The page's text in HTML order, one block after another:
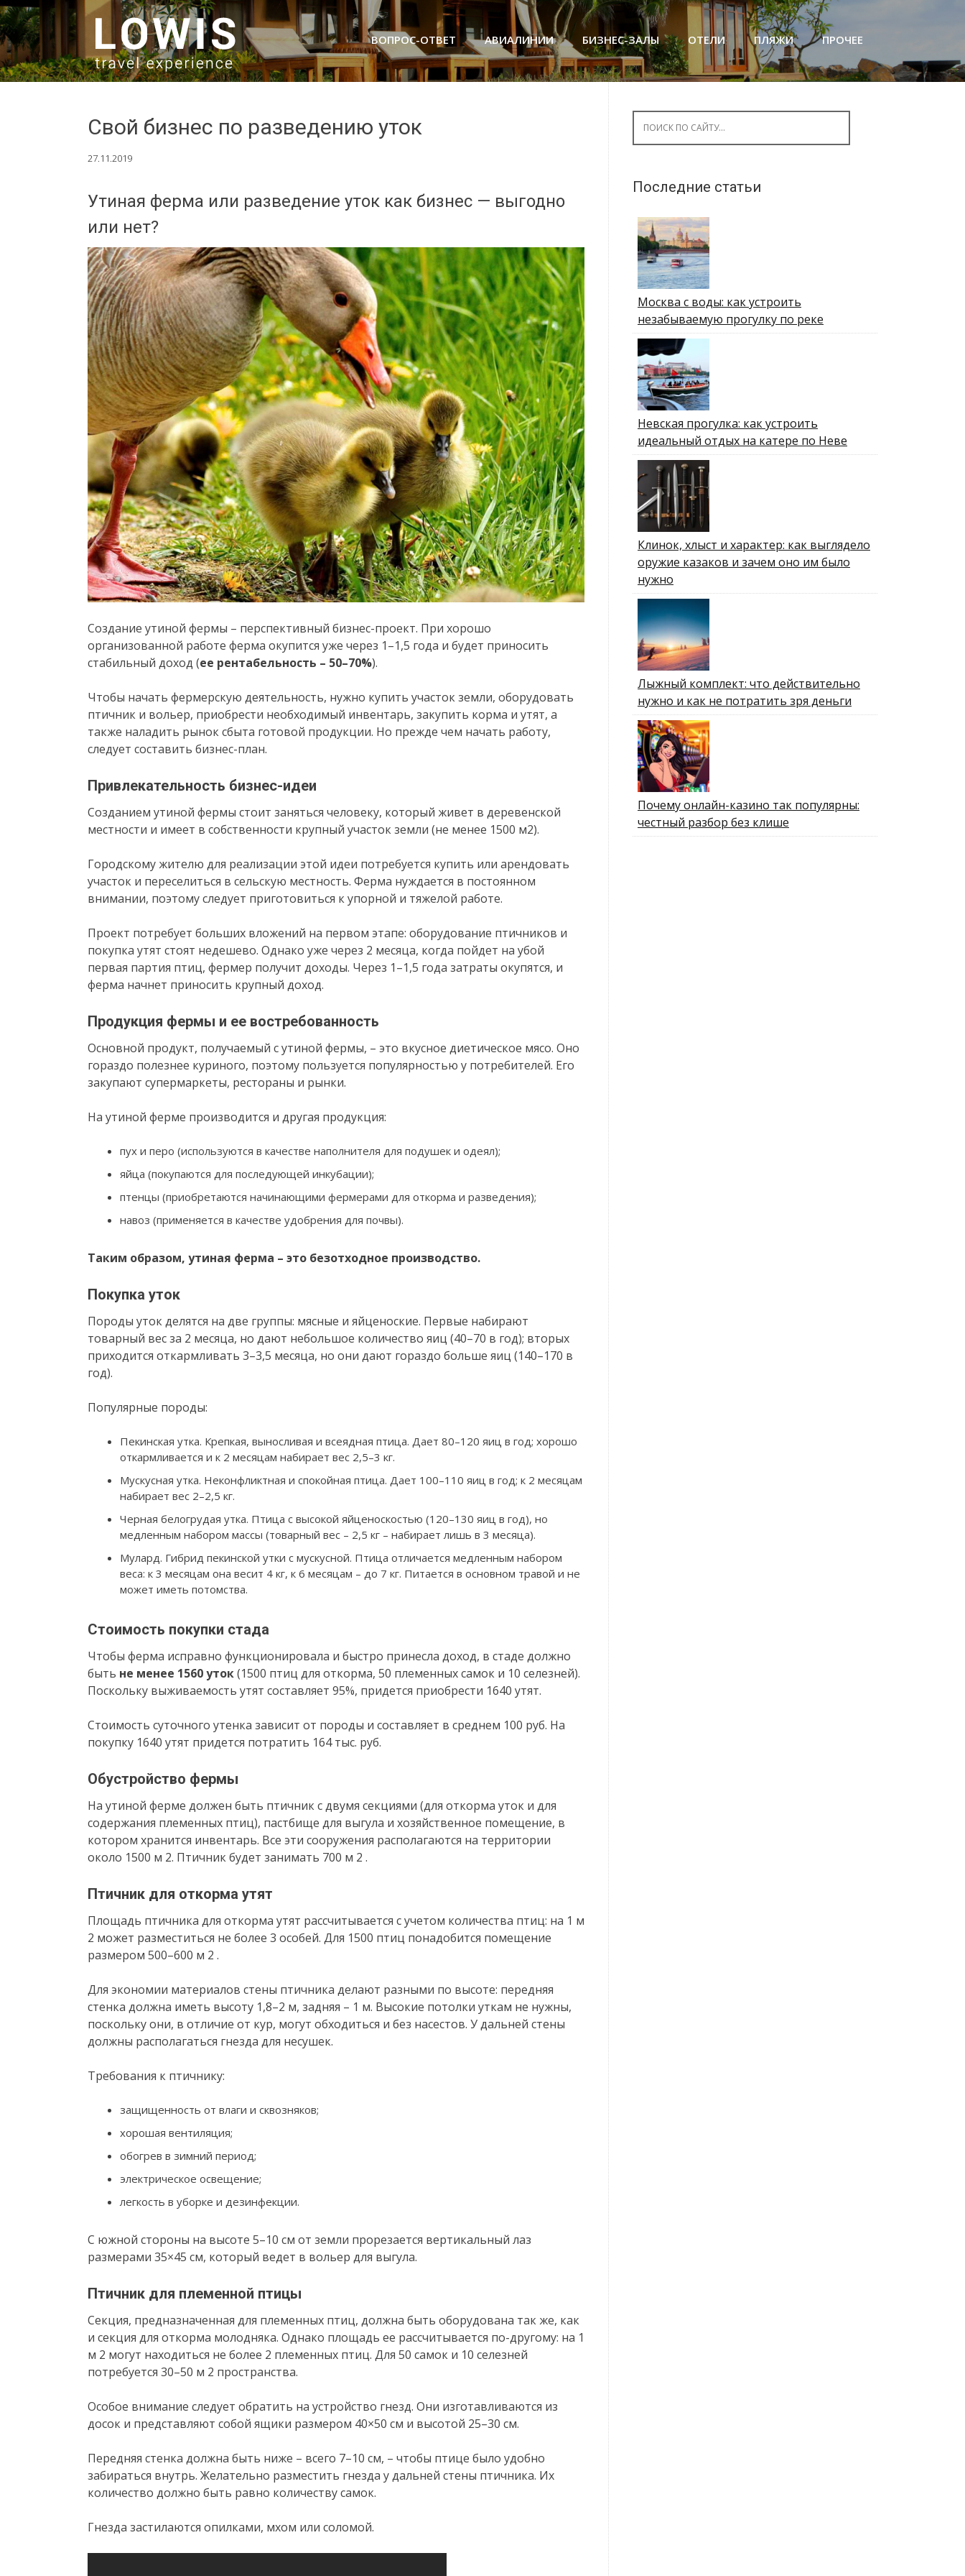
SKIP TO CONTENT ПРОЧЕЕ
ПЛЯЖИ
ОТЕЛИ
БИЗНЕС-ЗАЛЫ
АВИАЛИНИИ
ВОПРОС-ОТВЕТ
Свой бизнес по разведению уток
27.11.2019
Утиная ферма или разведение уток как бизнес — выгодно
или нет?
Создание утиной фермы – перспективный бизнес-проект. При хорошо
организованной работе ферма окупится уже через 1–1,5 года и будет приносить
стабильный доход (ее рентабельность – 50–70%).
Чтобы начать фермерскую деятельность, нужно купить участок земли, оборудовать
птичник и вольер, приобрести необходимый инвентарь, закупить корма и утят, а
также наладить рынок сбыта готовой продукции. Но прежде чем начать работу,
следует составить бизнес-план.
Привлекательность бизнес-идеи
Созданием утиной фермы стоит заняться человеку, который живет в деревенской
местности и имеет в собственности крупный участок земли (не менее 1500 м2).
Городскому жителю для реализации этой идеи потребуется купить или арендовать
участок и переселиться в сельскую местность. Ферма нуждается в постоянном
внимании, поэтому следует приготовиться к упорной и тяжелой работе.
Проект потребует больших вложений на первом этапе: оборудование птичников и
покупка утят стоят недешево. Однако уже через 2 месяца, когда пойдет на убой
первая партия птиц, фермер получит доходы. Через 1–1,5 года затраты окупятся, и
ферма начнет приносить крупный доход.
Продукция фермы и ее востребованность
Основной продукт, получаемый с утиной фермы, – это вкусное диетическое мясо. Оно
гораздо полезнее куриного, поэтому пользуется популярностью у потребителей. Его
закупают супермаркеты, рестораны и рынки.
На утиной ферме производится и другая продукция:
пух и перо (используются в качестве наполнителя для подушек и одеял);
яйца (покупаются для последующей инкубации);
птенцы (приобретаются начинающими фермерами для откорма и разведения);
навоз (применяется в качестве удобрения для почвы).
Таким образом, утиная ферма – это безотходное производство.
Покупка уток
Породы уток делятся на две группы: мясные и яйценоские. Первые набирают
товарный вес за 2 месяца, но дают небольшое количество яиц (40–70 в год); вторых
приходится откармливать 3–3,5 месяца, но они дают гораздо больше яиц (140–170 в
год).
Популярные породы:
Пекинская утка. Крепкая, выносливая и всеядная птица. Дает 80–120 яиц в год; хорошо
откармливается и к 2 месяцам набирает вес 2,5–3 кг.
Мускусная утка. Неконфликтная и спокойная птица. Дает 100–110 яиц в год; к 2 месяцам
набирает вес 2–2,5 кг.
Черная белогрудая утка. Птица с высокой яйценоскостью (120–130 яиц в год), но
медленным набором массы (товарный вес – 2,5 кг – набирает лишь в 3 месяца).
Мулард. Гибрид пекинской утки с мускусной. Птица отличается медленным набором
веса: к 3 месяцам она весит 4 кг, к 6 месяцам – до 7 кг. Питается в основном травой и не
может иметь потомства.
Стоимость покупки стада
Чтобы ферма исправно функционировала и быстро принесла доход, в стаде должно
быть не менее 1560 уток(1500 птиц для откорма, 50 племенных самок и 10 селезней).
Поскольку выживаемость утят составляет 95%, придется приобрести 1640 утят.
Стоимость суточного утенка зависит от породы и составляет в среднем 100 руб. На
покупку 1640 утят придется потратить 164 тыс. руб.
Обустройство фермы
На утиной ферме должен быть птичник с двумя секциями (для откорма уток и для
содержания племенных птиц), пастбище для выгула и хозяйственное помещение, в
котором хранится инвентарь. Все эти сооружения располагаются на территории
около 1500 м 2. Птичник будет занимать 700 м 2 .
Птичник для откорма утят
Площадь птичника для откорма утят рассчитывается с учетом количества птиц: на 1 м
2 может разместиться не более 3 особей. Для 1500 птиц понадобится помещение
размером 500–600 м 2 .
Для экономии материалов стены птичника делают разными по высоте: передняя
стенка должна иметь высоту 1,8–2 м, задняя – 1 м. Высокие потолки уткам не нужны,
поскольку они, в отличие от кур, могут обходиться и без насестов. У дальней стены
должны располагаться гнезда для несушек.
Требования к птичнику:
защищенность от влаги и сквозняков;
хорошая вентиляция;
обогрев в зимний период;
электрическое освещение;
легкость в уборке и дезинфекции.
С южной стороны на высоте 5–10 см от земли прорезается вертикальный лаз
размерами 35×45 см, который ведет в вольер для выгула.
Птичник для племенной птицы
Секция, предназначенная для племенных птиц, должна быть оборудована так же, как
и секция для откорма молодняка. Однако площадь ее рассчитывается по-другому: на 1
м 2 могут находиться не более 2 племенных птиц. Для 50 самок и 10 селезней
потребуется 30–50 м 2 пространства.
Особое внимание следует обратить на устройство гнезд. Они изготавливаются из
досок и представляют собой ящики размером 40×50 см и высотой 25–30 см.
Передняя стенка должна быть ниже – всего 7–10 см, – чтобы птице было удобно
забираться внутрь. Желательно разместить гнезда у дальней стены птичника. Их
количество должно быть равно количеству самок.
Гнезда застилаются опилками, мхом или соломой.
Последние статьи
Москва с воды: как устроить
незабываемую прогулку по реке
Невская прогулка: как устроить
идеальный отдых на катере по Неве
Клинок, хлыст и характер: как выглядело
оружие казаков и зачем оно им было
нужно
Лыжный комплект: что действительно
нужно и как не потратить зря деньги
Почему онлайн-казино так популярны:
честный разбор без клише